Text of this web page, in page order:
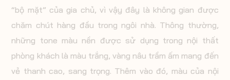
“bộ mặt” của gia chủ, vì vậy đây là không gian được
chăm chút hàng đầu trong ngôi nhà. Thông thường,
những tone màu nền được sử dụng trong nội thất
phòng khách là màu trắng, vàng nâu trầm ấm mang đến
vẻ thanh cao, sang trọng. Thêm vào đó, màu của nội